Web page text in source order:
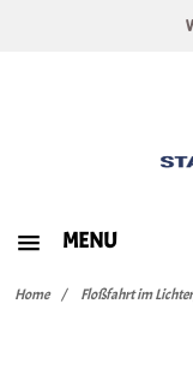
MENU
HOME
Home Floßfahrt im